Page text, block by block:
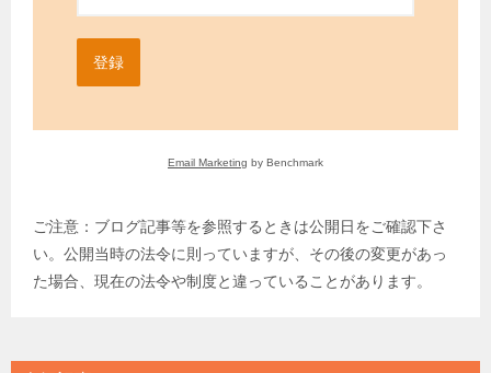
登録
Email Marketing by Benchmark
ご注意：ブログ記事等を参照するときは公開日をご確認下さ
い。公開当時の法令に則っていますが、その後の変更があっ
た場合、現在の法令や制度と違っていることがあります。